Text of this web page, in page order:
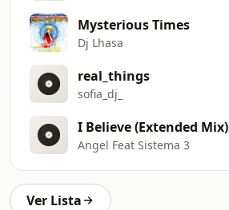
Mysterious Times
Dj Lhasa
real_things
sofia_dj_
I Believe (Extended Mix)
Angel Feat Sistema 3
Ver Lista